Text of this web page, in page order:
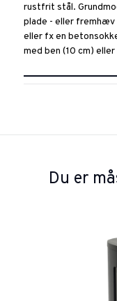
rustfrit stål.
plade - eller fremhæv
eller fx en
med ben (10 cm)
Du er